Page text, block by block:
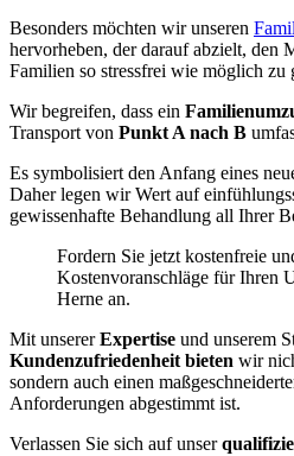
Besonders möchten wir unseren
hervorheben, der darauf abzielt, den
Familien so stressfrei wie möglich zu
Wir begreifen, dass ein
Transport von Punkt A nach B
Es symbolisiert den Anfang eines
Daher legen wir Wert auf
gewissenhafte Behandlung all Ihrer
Fordern Sie jetzt kostenfreie
Kostenvoranschläge für Ihren
Herne an.
Mit unsererExpertise und unserem
Kundenzufriedenheit bieten wir
sondern auch einen
Anforderungen abgestimmt ist.
Verlassen Sie sich auf unser